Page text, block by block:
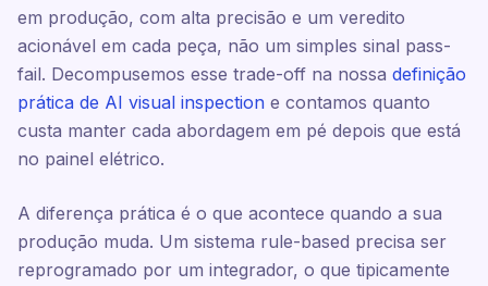
em produção, com alta precisão e um veredito
acionável em cada peça, não um simples sinal pass-
fail. Decompusemos esse trade-off na nossa definição
prática de AI visual inspection e contamos quanto
custa manter cada abordagem em pé depois que está
no painel elétrico.
A diferença prática é o que acontece quando a sua
produção muda. Um sistema rule-based precisa ser
reprogramado por um integrador, o que tipicamente